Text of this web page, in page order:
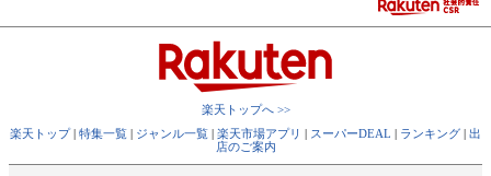
楽天トップへ >>
楽天トップ| 特集一覧 | ジャンル一覧 | 楽天市場アプリ | スーパーDEAL | ランキング | 出
店のご案内